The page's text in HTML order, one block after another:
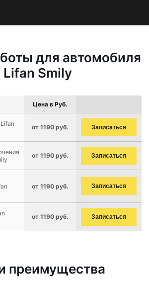
для автомобиля
Lifan Smily
Цена в Руб.
от 1190 руб. Записаться
от 1190 руб. Записаться
от 1190 руб. Записаться
от 1190 руб. Записаться
преимущества